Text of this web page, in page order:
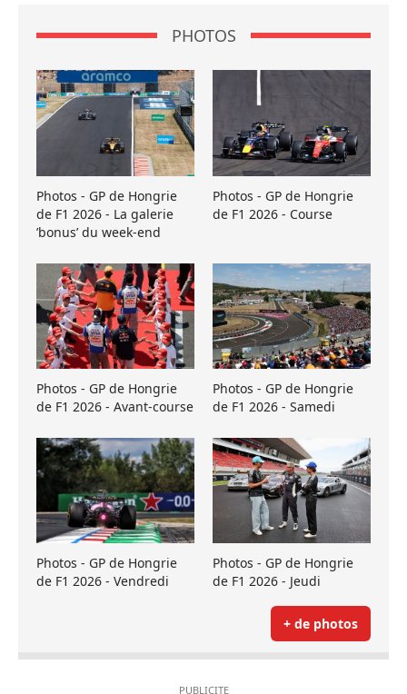
PHOTOS
Photos - GP de Hongrie
de F1 2026 - La galerie
’bonus’ du week-end
Photos - GP de Hongrie
de F1 2026 - Course
Photos - GP de Hongrie
de F1 2026 - Avant-course
Photos - GP de Hongrie
de F1 2026 - Samedi
Photos - GP de Hongrie
de F1 2026 - Vendredi
Photos - GP de Hongrie
de F1 2026 - Jeudi
+ de photos